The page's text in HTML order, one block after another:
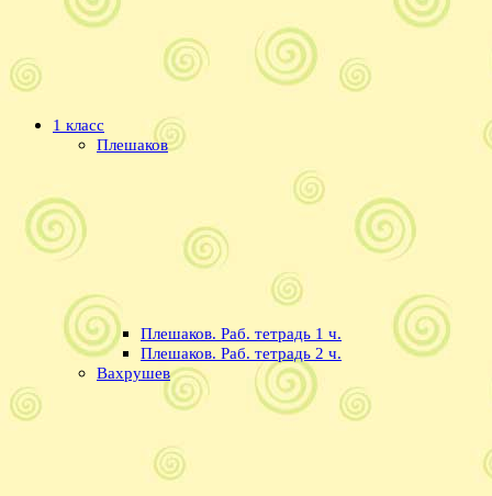
1 класс
Плешаков
Плешаков. Раб. тетрадь 1 ч.
Плешаков. Раб. тетрадь 2 ч.
Вахрушев